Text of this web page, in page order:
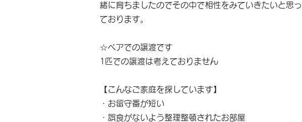
緒に育ちましたのでその中で相性をみていきたいと思っ
ております。
☆ペアでの譲渡です
1匹での譲渡は考えておりません
【こんなご家庭を探しています】
・お留守番が短い
・誤食がないよう整理整頓されたお部屋